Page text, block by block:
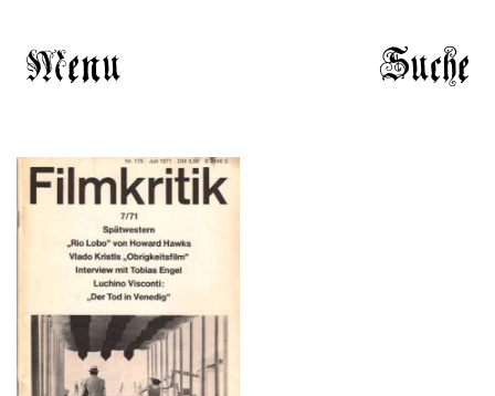
Menu Suche
Filmkritik, Nr. 175, Juli
1971